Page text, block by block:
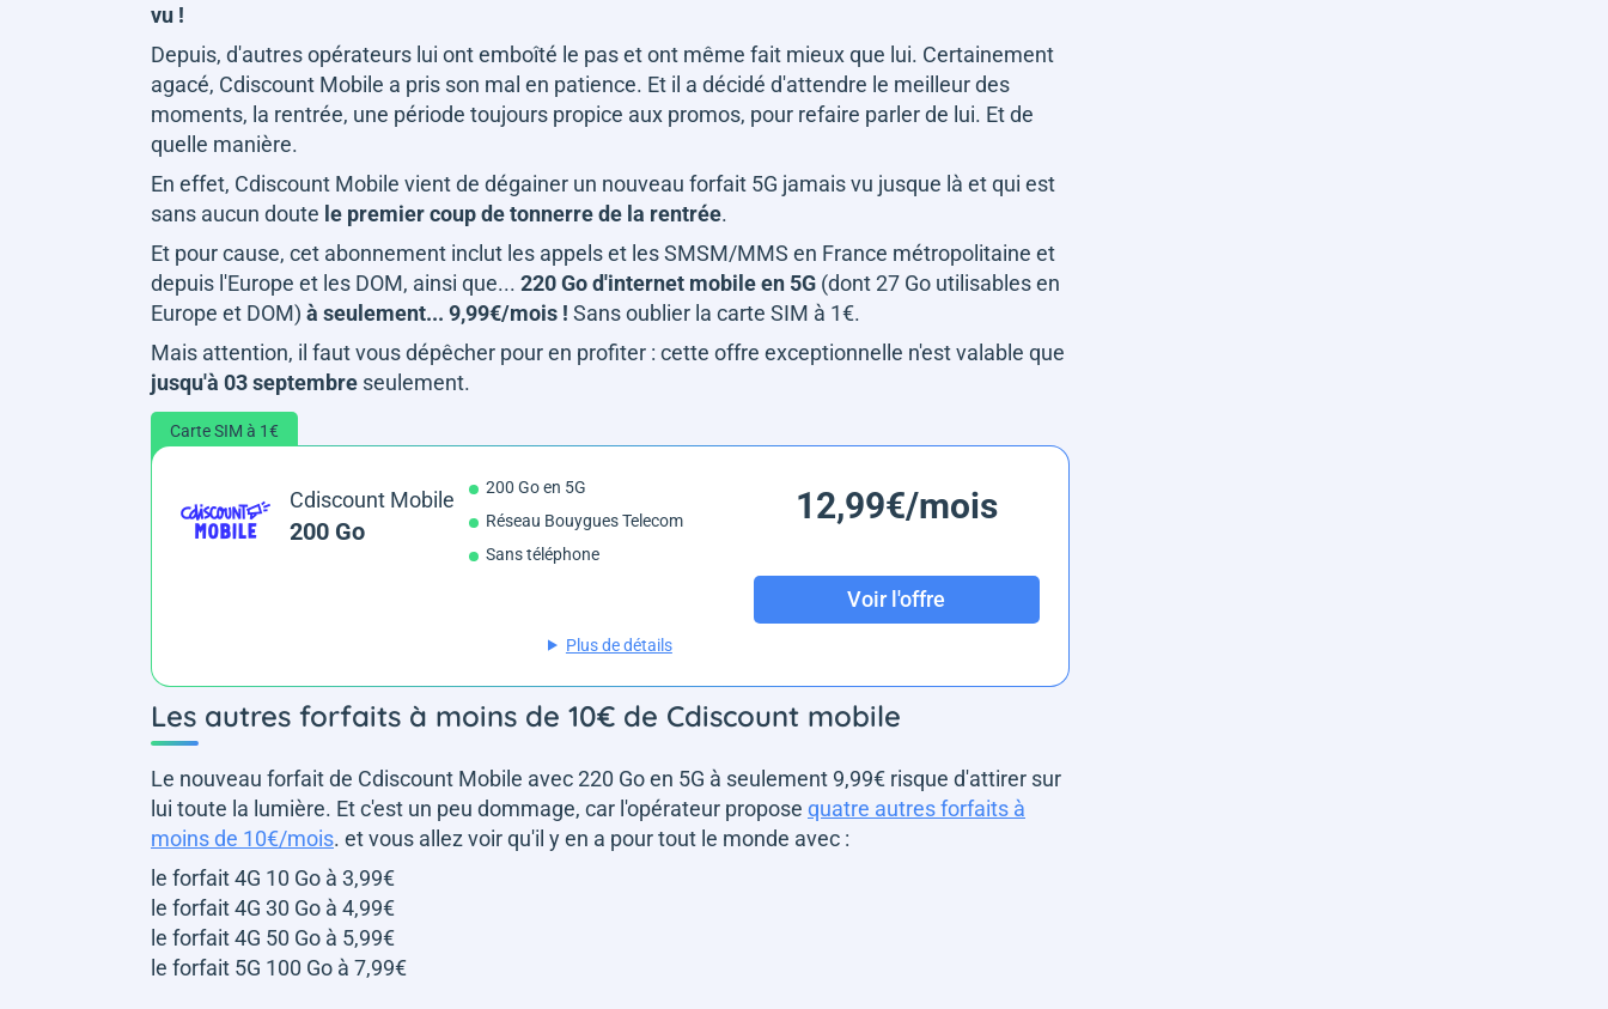
vu !
Depuis, d'autres opérateurs lui ont emboîté le pas et ont même fait mieux que lui. Certainement
agacé, Cdiscount Mobile a pris son mal en patience. Et il a décidé d'attendre le meilleur des
moments, la rentrée, une période toujours propice aux promos, pour refaire parler de lui. Et de
quelle manière.
En effet, Cdiscount Mobile vient de dégainer un nouveau forfait 5G jamais vu jusque là et qui est
sans aucun doute le premier coup de tonnerre de la rentrée.
Et pour cause, cet abonnement inclut les appels et les SMSM/MMS en France métropolitaine et
depuis l'Europe et les DOM, ainsi que... 220 Go d'internet mobile en 5G (dont 27 Go utilisables en
Europe et DOM) à seulement... 9,99€/mois ! Sans oublier la carte SIM à 1€.
Mais attention, il faut vous dépêcher pour en profiter : cette offre exceptionnelle n'est valable que
jusqu'à 03 septembre seulement.
Carte SIM à 1€
Cdiscount Mobile
200 Go
200 Go en 5G
Réseau Bouygues Telecom
Sans téléphone
12,99€/mois
Voir l'offre
Plus de détails
Les autres forfaits à moins de 10€ de Cdiscount mobile
Le nouveau forfait de Cdiscount Mobile avec 220 Go en 5G à seulement 9,99€ risque d'attirer sur
lui toute la lumière. Et c'est un peu dommage, car l'opérateur propose quatre autres forfaits à
moins de 10€/mois. et vous allez voir qu'il y en a pour tout le monde avec :
le forfait 4G 10 Go à 3,99€
le forfait 4G 30 Go à 4,99€
le forfait 4G 50 Go à 5,99€
le forfait 5G 100 Go à 7,99€